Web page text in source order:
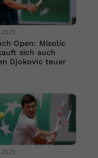
Open: Misolic
sich auch
Djokovic teuer